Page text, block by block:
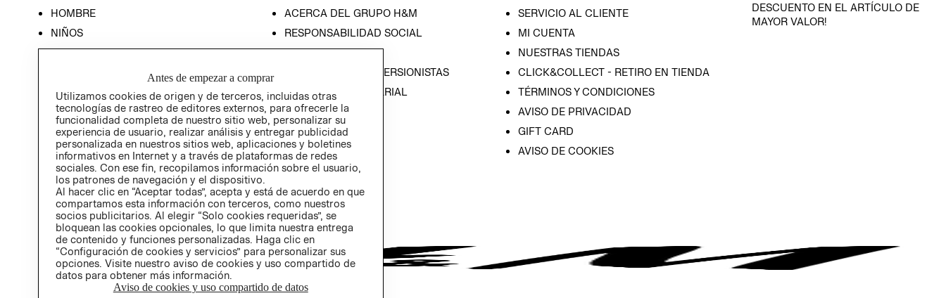
HOMBRE
NIÑOS
HOME
ACERCA DEL GRUPO H&M
RESPONSABILIDAD SOCIAL
PRENSA
RELACIÓN CON INVERSIONISTAS
POLÍTICA EMPRESARIAL
SERVICIO AL CLIENTE
MI CUENTA
NUESTRAS TIENDAS
CLICK&COLLECT - RETIRO EN TIENDA
TÉRMINOS Y CONDICIONES
AVISO DE PRIVACIDAD
GIFT CARD
AVISO DE COOKIES
DESCUENTO EN EL ARTÍCULO DE
MAYOR VALOR!
Antes de empezar a comprar
Utilizamos cookies de origen y de terceros, incluidas otras
tecnologías de rastreo de editores externos, para ofrecerle la
funcionalidad completa de nuestro sitio web, personalizar su
experiencia de usuario, realizar análisis y entregar publicidad
personalizada en nuestros sitios web, aplicaciones y boletines
informativos en Internet y a través de plataformas de redes
sociales. Con ese fin, recopilamos información sobre el usuario,
los patrones de navegación y el dispositivo.
Al hacer clic en “Aceptar todas”, acepta y está de acuerdo en que
compartamos esta información con terceros, como nuestros
socios publicitarios. Al elegir “Solo cookies requeridas”, se
bloquean las cookies opcionales, lo que limita nuestra entrega
de contenido y funciones personalizadas. Haga clic en
“Configuración de cookies y servicios” para personalizar sus
opciones. Visite nuestro aviso de cookies y uso compartido de
datos para obtener más información.
Aviso de cookies y uso compartido de datos